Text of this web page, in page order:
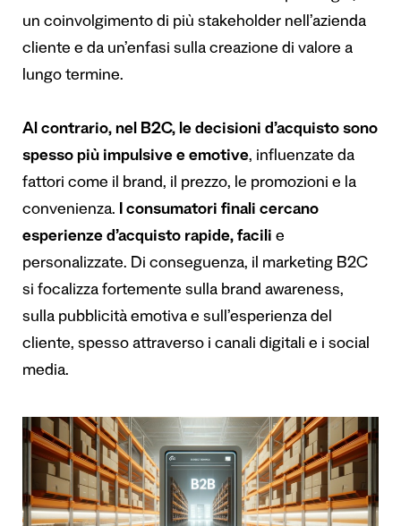
un coinvolgimento di più stakeholder nell’azienda
cliente e da un’enfasi sulla creazione di valore a
lungo termine.
Al contrario, nel B2C, le decisioni d’acquisto sono
spesso più impulsive e emotive, influenzate da
fattori come il brand, il prezzo, le promozioni e la
convenienza. I consumatori finali cercano
esperienze d’acquisto rapide, facili e
personalizzate. Di conseguenza, il marketing B2C
si focalizza fortemente sulla brand awareness,
sulla pubblicità emotiva e sull’esperienza del
cliente, spesso attraverso i canali digitali e i social
media.